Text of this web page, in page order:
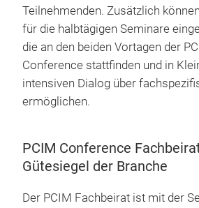
Teilnehmenden. Zusätzlich
für die halbtägigen Seminare
die an den beiden Vortagen der
Conference stattfinden und in
intensiven Dialog über
ermöglichen.
PCIM Conference
Gütesiegel der Branche
Der PCIM Fachbeirat ist mit der